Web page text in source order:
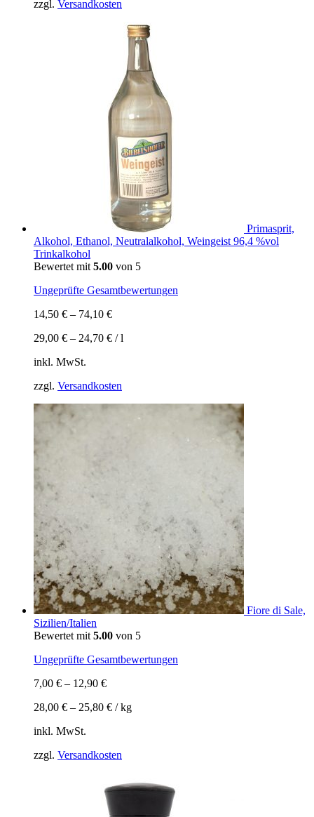
zzgl. Versandkosten
Primasprit,
Alkohol, Ethanol, Neutralalkohol, Weingeist 96,4 %vol
Trinkalkohol
Bewertet mit 5.00 von 5
Ungeprüfte Gesamtbewertungen
14,50 € – 74,10 €
29,00 € – 24,70 € /l
inkl. MwSt.
zzgl. Versandkosten
Fiore di Sale,
Sizilien/Italien
Bewertet mit 5.00 von 5
Ungeprüfte Gesamtbewertungen
7,00 € – 12,90 €
28,00 € – 25,80 € /kg
inkl. MwSt.
zzgl. Versandkosten